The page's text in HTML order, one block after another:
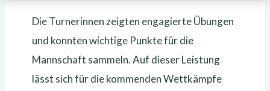
Die Turnerinnen zeigten engagierte Übungen
und konnten wichtige Punkte für die
Mannschaft sammeln. Auf dieser Leistung
lässt sich für die kommenden Wettkämpfe